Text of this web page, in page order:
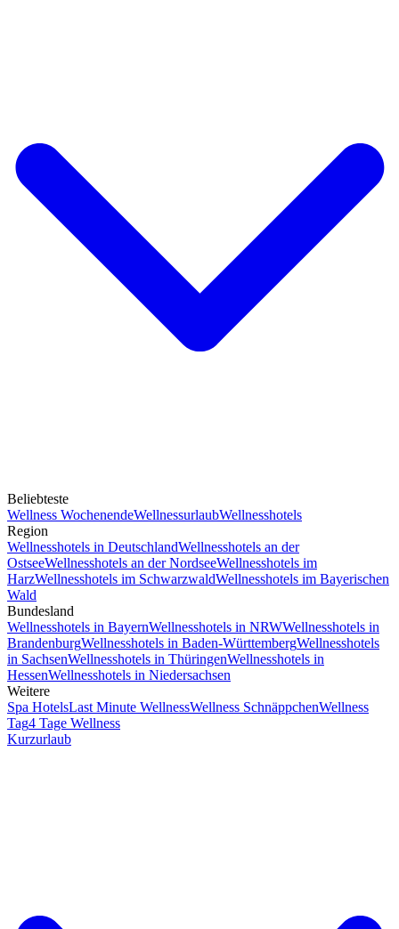
Beliebteste
Wellness WochenendeWellnessurlaubWellnesshotels
Region
Wellnesshotels in DeutschlandWellnesshotels an der
OstseeWellnesshotels an der NordseeWellnesshotels im
HarzWellnesshotels im SchwarzwaldWellnesshotels im Bayerischen
Wald
Bundesland
Wellnesshotels in BayernWellnesshotels in NRWWellnesshotels in
BrandenburgWellnesshotels in Baden-WürttembergWellnesshotels
in SachsenWellnesshotels in ThüringenWellnesshotels in
HessenWellnesshotels in Niedersachsen
Weitere
Spa HotelsLast Minute WellnessWellness SchnäppchenWellness
Tag4 Tage Wellness
Kurzurlaub